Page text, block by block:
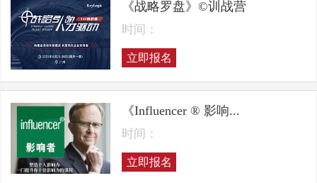
《战略罗盘》©训战营
时间：
立即报名
《Influencer ® 影响...
时间：
立即报名